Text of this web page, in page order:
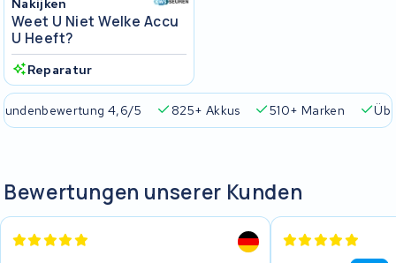
Nakijken
Weet U Niet Welke Accu
U Heeft?
Reparatur
4,6/5 825+ Akkus 510+ Marken Über 45.000
Bewertungen unserer Kunden